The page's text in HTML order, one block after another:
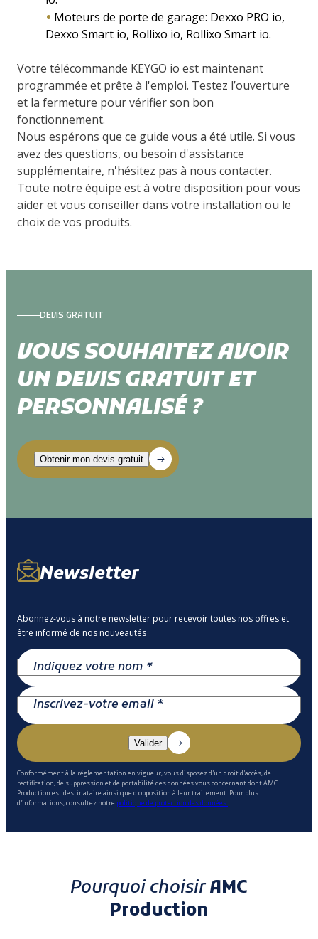
Moteurs de porte de garage: Dexxo PRO io,
Dexxo Smart io, Rollixo io, Rollixo Smart io.
Votre télécommande KEYGO io est maintenant
programmée et prête à l'emploi. Testez l’ouverture
et la fermeture pour vérifier son bon
fonctionnement.
Nous espérons que ce guide vous a été utile. Si vous
avez des questions, ou besoin d'assistance
supplémentaire, n'hésitez pas à nous contacter.
Toute notre équipe est à votre disposition pour vous
aider et vous conseiller dans votre installation ou le
choix de vos produits.
DEVIS GRATUIT
VOUS SOUHAITEZ AVOIR
UN DEVIS GRATUIT ET
PERSONNALISÉ ?
Newsletter
Abonnez-vous à notre newsletter pour recevoir toutes nos offres et
être informé de nos nouveautés
Conformément à la réglementation en vigueur, vous disposez d'un droit d'accès, de
rectification, de suppression et de portabilité des données vous concernant dont AMC
Production est destinataire ainsi que d'opposition à leur traitement. Pour plus
d'informations, consultez notre politique de protection des données.
Pourquoi choisirAMC
Production